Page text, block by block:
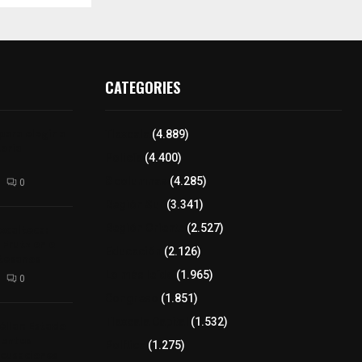
0
0
CATEGORIES
(4.889)
(4.400)
(4.285)
(3.341)
(2.527)
(2.126)
(1.965)
(1.851)
(1.532)
(1.275)